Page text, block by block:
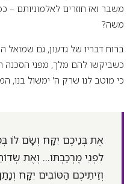
משבר ואז חוזרים לאלמוניותם –
משה?
ברוח דבריו של גדעון, גם שמואל
כשביקשו להם מלך, מפני הסכנה
כי מוטב לנו שרק ה' ימשול בנו,
אֶת בְּנֵיכֶם יִקָּח וְשָׂם לוֹ
לִפְנֵי מֶרְכַּבְתּוֹ... וְאֶת
וְזֵיתֵיכֶם הַטּוֹבִים יִקָּח